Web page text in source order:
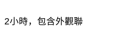
2小時，包含外觀聯